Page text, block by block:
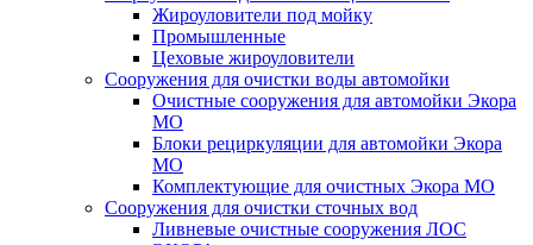
Жироуловители под мойку
Промышленные
Цеховые жироуловители
Сооружения для очистки воды автомойки
Очистные сооружения для автомойки Экора
МО
Блоки рециркуляции для автомойки Экора
МО
Комплектующие для очистных Экора МО
Сооружения для очистки сточных вод
Ливневые очистные сооружения ЛОС